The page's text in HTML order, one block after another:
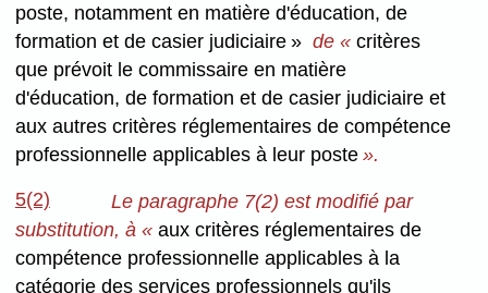
poste, notamment en matière d'éducation, de
formation et de casier judiciaire »de « critères
que prévoit le commissaire en matière
d'éducation, de formation et de casier judiciaire et
aux autres critères réglementaires de compétence
professionnelle applicables à leur poste».
5(2)
Le paragraphe 7(2) est modifié par
substitution, à « aux critères réglementaires de
compétence professionnelle applicables à la
catégorie des services professionnels qu'ils